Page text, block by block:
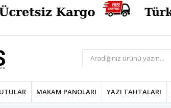
MAKAM PANOLARI YAZI TAHTALARI